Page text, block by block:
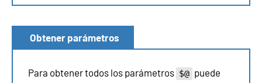
Obtener parámetros
Para obtener todos los parámetros $@ puede